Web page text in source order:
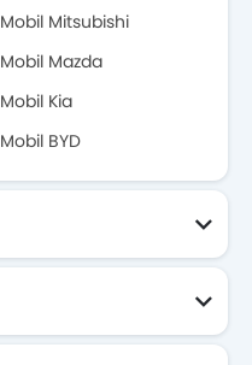
Mobil Mitsubishi
Mobil Mazda
Mobil Kia
Mobil BYD